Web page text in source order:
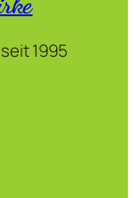
1995